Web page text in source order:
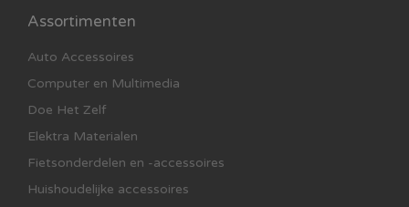
Assortimenten
Auto Accessoires
Computer en Multimedia
Doe Het Zelf
Elektra Materialen
Fietsonderdelen en -accessoires
Huishoudelijke accessoires